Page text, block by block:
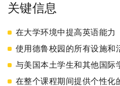
关键信息
在大学环境中提高英语能力
使用德鲁校园的所有设施和
与美国本土学生和其他国际
在整个课程期间提供个性化